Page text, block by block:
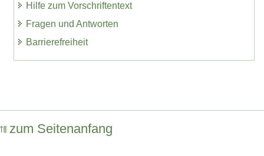
Hilfe zum Vorschriftentext
Fragen und Antworten
Barrierefreiheit
zum Seitenanfang